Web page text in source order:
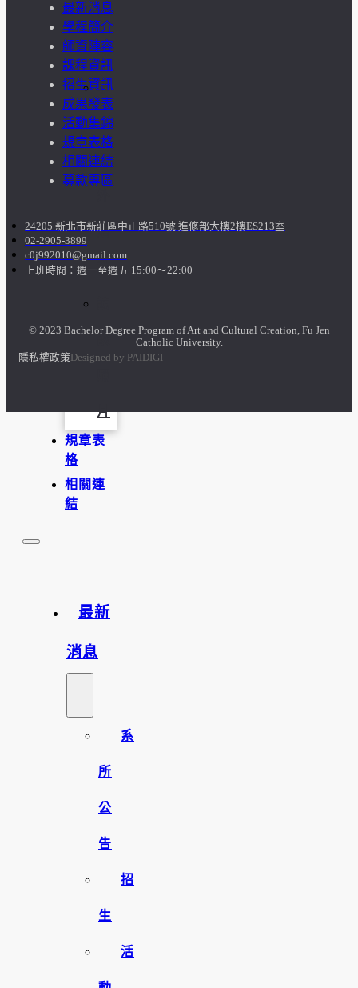
呈
現
學
生
課
活
動
片
規章表
格
相關連
結
最新
消息
系
所
公
告
招
生
活
最新消息
學程簡介
師資陣容
課程資訊
招生資訊
成果發表
活動集錦
規章表格
相關連結
募款專區
24205 新北市新莊區中正路510號 進修部大樓2樓ES213室
02-2905-3899
c0j992010@gmail.com
上班時間：週一至週五 15:00～22:00
© 2023 Bachelor Degree Program of Art and Cultural Creation, Fu Jen
Catholic University.
隱私權政策 Designed by PAIDIGI